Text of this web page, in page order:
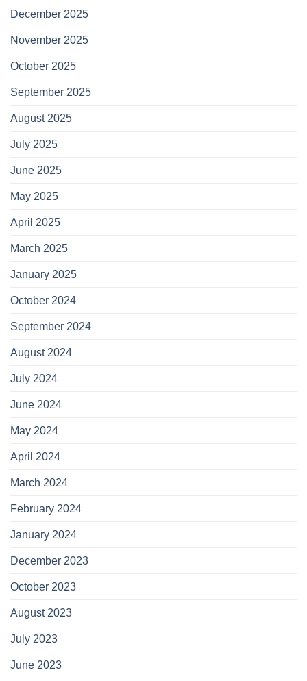
December 2025
November 2025
October 2025
September 2025
August 2025
July 2025
June 2025
May 2025
April 2025
March 2025
January 2025
October 2024
September 2024
August 2024
July 2024
June 2024
May 2024
April 2024
March 2024
February 2024
January 2024
December 2023
October 2023
August 2023
July 2023
June 2023